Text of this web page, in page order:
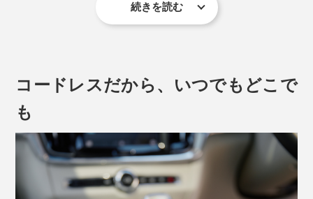
続きを読む
コードレスだから、いつでもどこで
も